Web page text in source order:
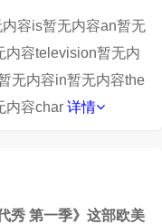
容is暂无内容an暂无
内容television暂无内
无内容in暂无内容the
内容char 详情
秀 第一季》这部欧美